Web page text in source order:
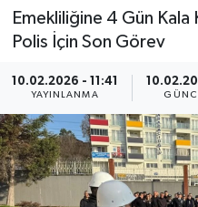
Emekliliğine 4 Gün Kala
Polis İçin Son Görev
10.02.2026 - 11:41
YAYINLANMA
Kilimli
Devrek
Özel
Puan Durumu ve
Son Dakika Haberleri
Haber Arşivi